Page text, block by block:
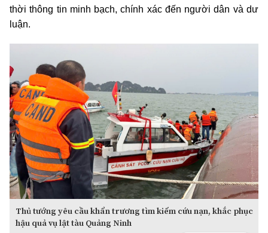
thời thông tin minh bạch, chính xác đến người dân và dư
luận.
Thủ tướng yêu cầu khẩn trương tìm kiếm cứu nạn, khắc phục
hậu quả vụ lật tàu Quảng Ninh